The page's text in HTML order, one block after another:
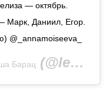
— октябрь.
Марк, Даниил, Егор.
@_annamoiseeva_
Барац (@lesha_barats) on